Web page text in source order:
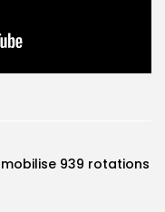
939 rotations